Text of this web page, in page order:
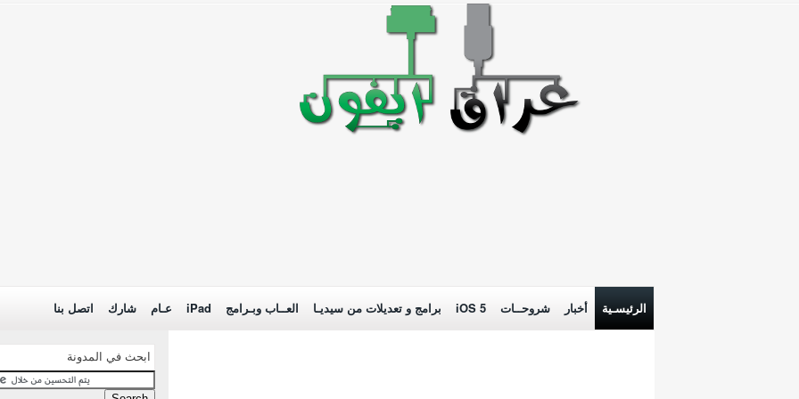
الرئيسـية أخبار شروحــات iOS 5 برامج و تعديلات من سيديـا العــاب وبـرامج iPad عـام شارك اتصل بنا